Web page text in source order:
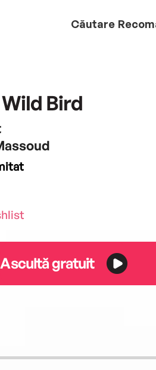
Căutare
Bird
Ascultă gratuit